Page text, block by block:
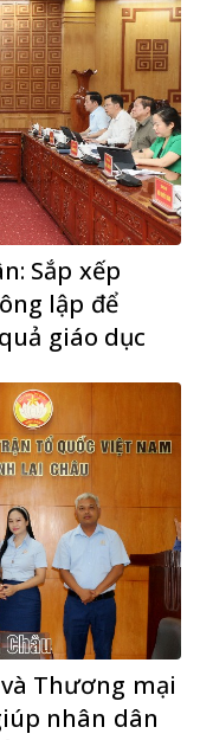
Sắp xếp
lập để
giáo dục
Thương mại
nhân dân